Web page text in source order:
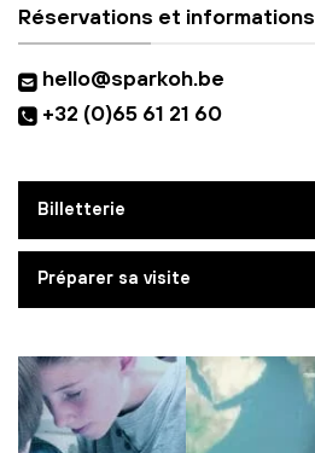
Réservations et informations
hello@sparkoh.be
+32 (0)65 61 21 60
Billetterie
Préparer sa visite